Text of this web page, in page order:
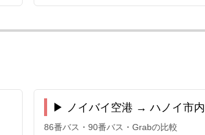
▶ ノイバイ空港 → ハノイ市内
86番バス・90番バス・Grabの比較